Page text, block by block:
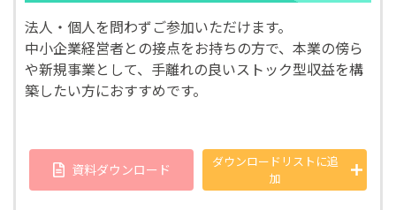
法人・個人を問わずご参加いただけます。
中小企業経営者との接点をお持ちの方で、本業の傍ら
や新規事業として、手離れの良いストック型収益を構
築したい方におすすめです。
資料ダウンロード ダウンロードリストに追
加